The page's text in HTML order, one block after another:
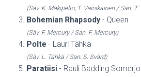
(Säv. K. Mäkipelto, T. Vainikainen / San.
Bohemian Rhapsody - Queen
(Säv. F. Mercury / San. F. Mercury)
Polte - Lauri Tähkä
(Säv. L. Tähkä / San. S. Svärd)
Paratiisi - Rauli Badding